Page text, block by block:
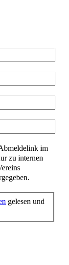
im
zu internen
gelesen und